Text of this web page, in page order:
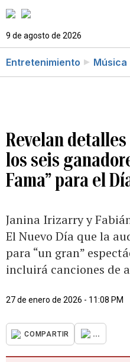
9 de agosto de 2026
Entretenimiento Música
Revelan
los seis
Fama” para el
Janina Irizarry y
El Nuevo Día que la
para “un gran”
incluirá canciones de
27 de enero de 2026 - 11:08 PM
COMPARTIR ...